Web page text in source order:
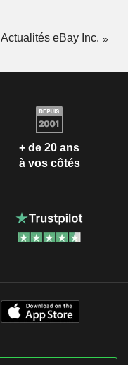
Actualités eBay Inc.
+ de 20 ans
à vos côtés